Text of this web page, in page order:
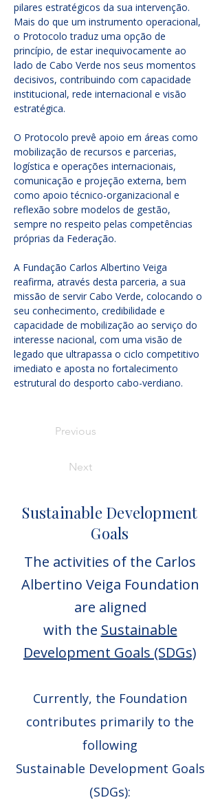
pilares estratégicos da sua intervenção.
Mais do que um instrumento operacional,
o Protocolo traduz uma opção de
princípio, de estar inequivocamente ao
lado de Cabo Verde nos seus momentos
decisivos, contribuindo com capacidade
institucional, rede internacional e visão
estratégica.
O Protocolo prevê apoio em áreas como
mobilização de recursos e parcerias,
logística e operações internacionais,
comunicação e projeção externa, bem
como apoio técnico-organizacional e
reflexão sobre modelos de gestão,
sempre no respeito pelas competências
próprias da Federação.
A Fundação Carlos Albertino Veiga
reafirma, através desta parceria, a sua
missão de servir Cabo Verde, colocando o
seu conhecimento, credibilidade e
capacidade de mobilização ao serviço do
interesse nacional, com uma visão de
legado que ultrapassa o ciclo competitivo
imediato e aposta no fortalecimento
estrutural do desporto cabo-verdiano.
Previous
Next
Sustainable Development
Goals
The activities of the Carlos
Albertino Veiga Foundation
are aligned
with the Sustainable
Development Goals (SDGs)
Currently, the Foundation
contributes primarily to the
following
Sustainable Development Goals
(SDGs):